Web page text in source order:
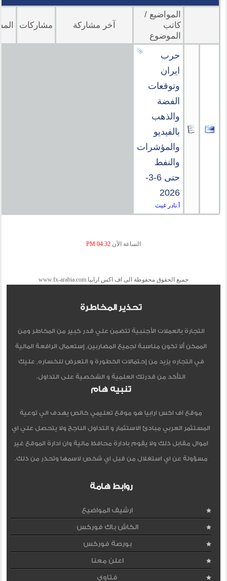
المواضيع /
كاتب
الموضوع
آخر مشاركة مشاركات
حرب
ايران
وتوقعات
الفضة
والذهب
بالفيديو
والمؤشرات
والنفط
حتى 6-3-
2026
أ.نادر غيث
الساعة الآن 04:32 PM
جميع الحقوق محفوظة الى اف اكس ارابيا www.fx-arabia.com
تحذير المخاطرة
التجارة بالعملات الأجنبية تتضمن علي قدر كبير من المخاطر ومن
الممكن ألا تكون مناسبة لجميع المضاربين, إستعمال الرافعة المالية
في التجاره يزيد من إحتمالات الخطورة و التعرض للخساره, عليك
التأكد من قدرتك العلمية و الشخصية على التداول.
تنبيه هام
موقع اف اكس ارابيا هو موقع تعليمي خالص يهدف الي توعية
المستثمر العربي مبادئ الاستثمار و التداول الناجح ولا يتحصل علي اي
اموال مقابل ذلك ولا يقوم بادارة محافظ مالية وان ادارة الموقع غير
مسؤولة عن اي استغلال من قبل اي شخص لاسمها وتحذر من ذلك.
روابط هامة
ارشيف المواضيع
الكاش باك فوركس
بورصة فوركس
اعلن معنا
فتاوى